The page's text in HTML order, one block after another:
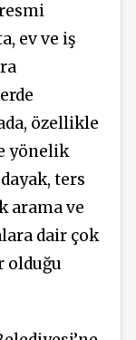
ev ve iş
özellikle
yönelik
ters
arama ve
dair çok
olduğu